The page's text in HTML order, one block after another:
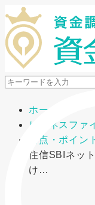
メニューを開閉
ホーム
ビジネスファ
要点・ポイン
住信SBIネッ
け…